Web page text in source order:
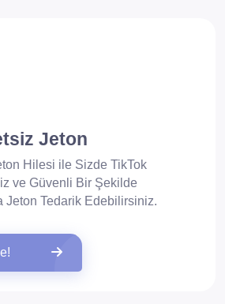
Jeton
Hilesi ile Sizde TikTok
ve Güvenli Bir Şekilde
Jeton Tedarik Edebilirsiniz.